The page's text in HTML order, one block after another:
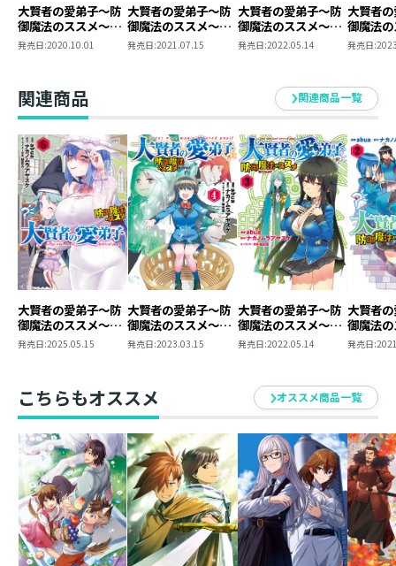
大賢者の愛弟子～防
御魔法のススメ～
@COMIC 第1巻
発売日:2020.10.01
大賢者の愛弟子～防
御魔法のススメ～
@COMIC 第2巻
発売日:2021.07.15
大賢者の愛弟子～防
御魔法のススメ～
@COMIC 第3巻
発売日:2022.05.14
大賢者
御魔法
発売日:
関連商品 関連商品一覧
大賢者の愛弟子～防
御魔法のススメ～
@COMIC 第6巻
発売日:2025.05.15
大賢者の愛弟子～防
御魔法のススメ～
@COMIC 第4巻
発売日:2023.03.15
大賢者の愛弟子～防
御魔法のススメ～
@COMIC 第3巻
発売日:2022.05.14
大賢者
御魔法
発売日:
こちらもオススメ オススメ商品一覧